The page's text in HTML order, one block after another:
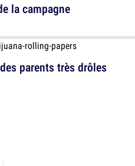
parents très drôles
la campagne